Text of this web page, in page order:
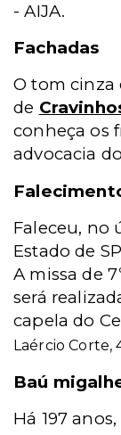
- AIJA.
Fachadas
O tom cinza
de
conheça os
advocacia
Faleceu, no
Estado de SP
A missa de
será
capela do
Laércio Corte,
Baú
Há 197